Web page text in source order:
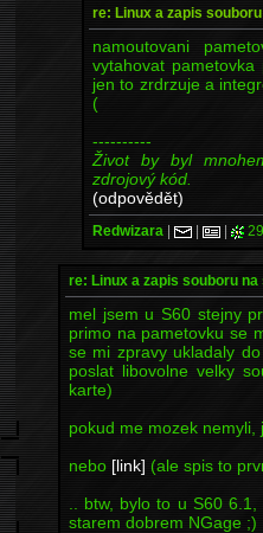
re: Linux a zapis
namoutovani
vytahovat
jen to zrdrzuje a
(
----------
Život by byl
zdrojový kód.
(odpovědět)
Redwizara | | |
re: Linux a zapis souboru
mel jsem u S60 stejny
primo na pametovku se
se mi zpravy ukladaly
poslat libovolne velky
karte)
pokud me mozek
nebo [link] (ale spis to
.. btw, bylo to u S60
starem dobrem NGage ;)